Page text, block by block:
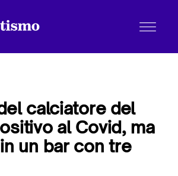
calciatore del
al Covid, ma
un bar con tre